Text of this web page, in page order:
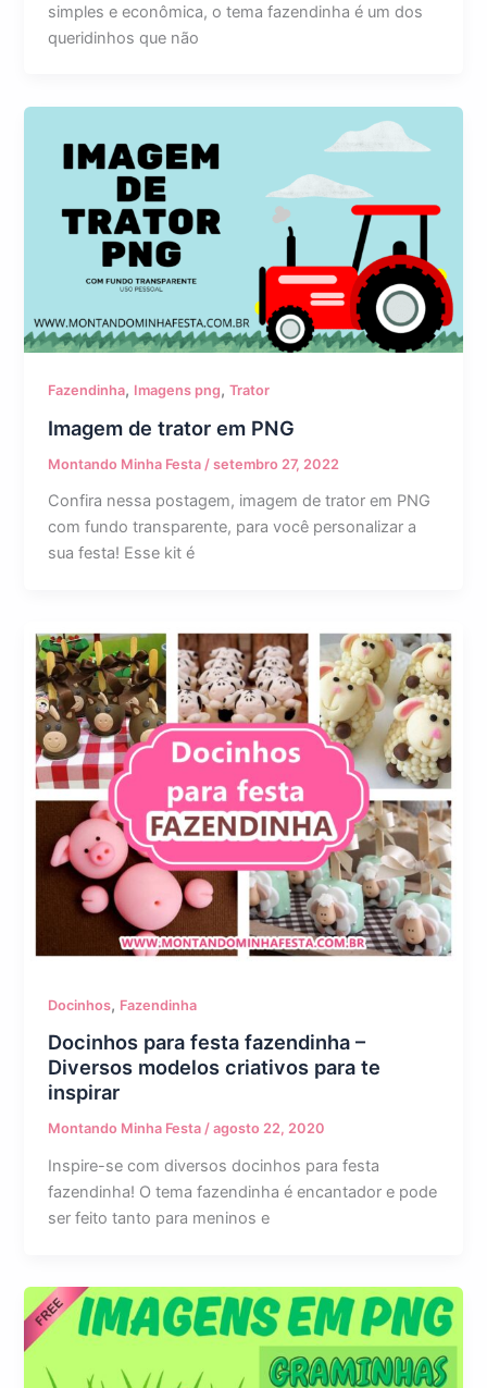
simples e econômica, o tema fazendinha é um dos
queridinhos que não
Fazendinha, Imagens png,Trator
Imagem de trator em PNG
Montando Minha Festa /setembro 27, 2022
Confira nessa postagem, imagem de trator em PNG
com fundo transparente, para você personalizar a
sua festa! Esse kit é
Docinhos, Fazendinha
Docinhos para festa fazendinha –
Diversos modelos criativos para te
inspirar
Montando Minha Festa/agosto 22, 2020
Inspire-se com diversos docinhos para festa
fazendinha! O tema fazendinha é encantador e pode
ser feito tanto para meninos e